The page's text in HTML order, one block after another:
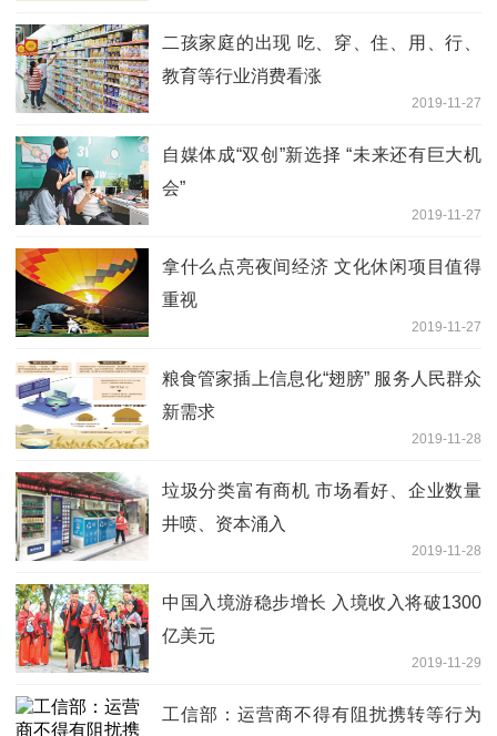
二孩家庭的出现 吃、穿、住、用、行、
教育等行业消费看涨
2019-11-27
自媒体成“双创”新选择 “未来还有巨大机
会”
2019-11-27
拿什么点亮夜间经济 文化休闲项目值得
重视
2019-11-27
粮食管家插上信息化“翅膀” 服务人民群众
新需求
2019-11-28
垃圾分类富有商机 市场看好、企业数量
井喷、资本涌入
2019-11-28
中国入境游稳步增长 入境收入将破1300
亿美元
2019-11-29
工信部：运营商不得有阻扰携转等行为